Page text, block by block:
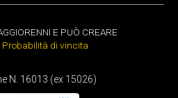
E PUÒ CREARE
Probabilità di vincita
N. 16013 (ex 15026)